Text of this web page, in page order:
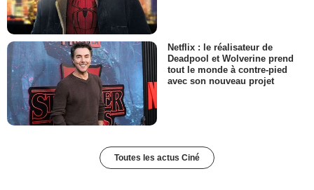
Netflix : le réalisateur de
Deadpool et Wolverine prend
tout le monde à contre-pied
avec son nouveau projet
Toutes les actus Ciné